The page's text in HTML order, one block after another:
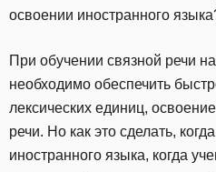
освоении иностранного
При обучении связной речи
необходимо обеспечить
лексических единиц,
речи. Но как это сделать,
иностранного языка, когда